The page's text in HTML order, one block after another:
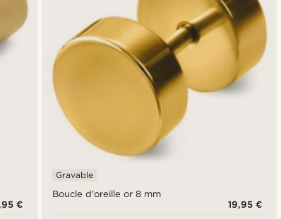
€
Boucle d'oreille or 8 mm
Gravable
19,95 €